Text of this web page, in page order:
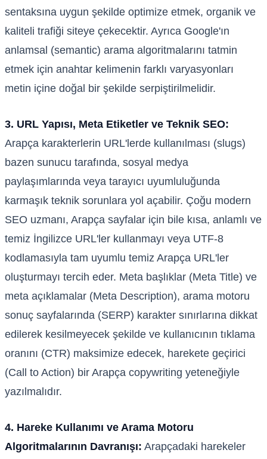
sentaksına uygun şekilde optimize etmek, organik ve
kaliteli trafiği siteye çekecektir. Ayrıca Google'ın
anlamsal (semantic) arama algoritmalarını tatmin
etmek için anahtar kelimenin farklı varyasyonları
metin içine doğal bir şekilde serpiştirilmelidir.
3. URL Yapısı, Meta Etiketler ve Teknik SEO:
Arapça karakterlerin URL'lerde kullanılması (slugs)
bazen sunucu tarafında, sosyal medya
paylaşımlarında veya tarayıcı uyumluluğunda
karmaşık teknik sorunlara yol açabilir. Çoğu modern
SEO uzmanı, Arapça sayfalar için bile kısa, anlamlı ve
temiz İngilizce URL'ler kullanmayı veya UTF-8
kodlamasıyla tam uyumlu temiz Arapça URL'ler
oluşturmayı tercih eder. Meta başlıklar (Meta Title) ve
meta açıklamalar (Meta Description), arama motoru
sonuç sayfalarında (SERP) karakter sınırlarına dikkat
edilerek kesilmeyecek şekilde ve kullanıcının tıklama
oranını (CTR) maksimize edecek, harekete geçirici
(Call to Action) bir Arapça copywriting yeteneğiyle
yazılmalıdır.
4. Hareke Kullanımı ve Arama Motoru
Algoritmalarının Davranışı: Arapçadaki harekeler